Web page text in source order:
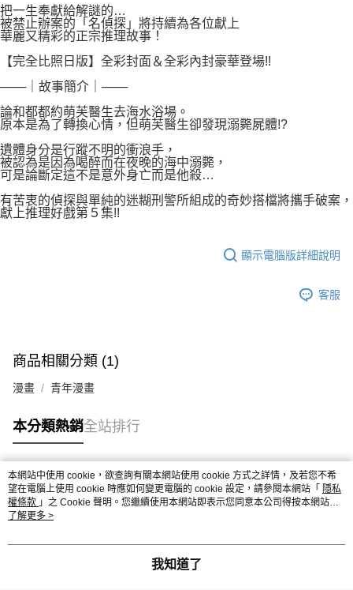
５．嚴禁一人註冊多個帳號或使用他人資訊註冊。若發現惡意使用之情形，
恩沛科技股份有限公司將有權停止該用戶之使用額度並採取法律行動。
把一生奉獻給解謎的…
被禁止辦案的「名偵探」將持續為各位獻上
華麗又精彩的正宗推理故事！
【完全比照日版】全彩封面＆全彩內封豪華登場!!
───｜故事簡介｜───
論和都都約萌芙醫生去海水浴場。
原本是為了轉換心情，但萌芙醫生卻發現溺斃屍體!?
遺體身分是行蹤不明的衝浪手，
被認為是因為喝醉而在夜晚的海中溺斃，
可是論斷定這不是意外身亡而是他殺…
有苦衷的偵探與單純的迷糊刑警所組成的奇妙搭檔將攜手破案，
獻上推理好戲第５集!!
顯示電腦版詳細說明
客服
商品相關分類 (1)
漫畫 青年漫畫
本分類熱銷全站排行
熱門標籤
本網站中使用 cookie，欲查詢有關本網站使用 cookie 方式之詳情，及若您不希
望在電腦上使用 cookie 時應如何變更電腦的 cookie 設定，請參閱本網站「 隱私
權條款 」之 Cookie 聲明。您繼續使用本網站即表示您同意本公司得按本網站使
用條款之 Cookie 聲明使用 cookie。
了解更多 >
我知道了